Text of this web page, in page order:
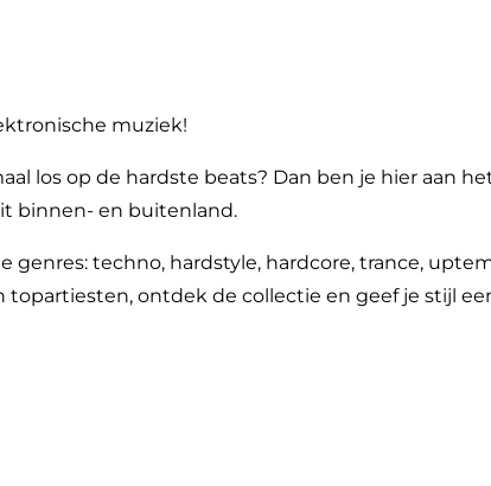
muziek!
los op de hardste beats? Dan ben je hier aan
binnen- en buitenland.
genres: techno, hardstyle, hardcore, trance,
ontdek de collectie en geef je stijl